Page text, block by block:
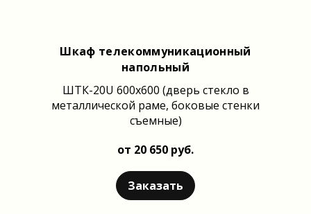
Шкаф телекоммуникационный
напольный
ШТК-20U 600x600 (дверь стекло в
металлической раме, боковые стенки
съемные)
от 20 650 руб.
Заказать